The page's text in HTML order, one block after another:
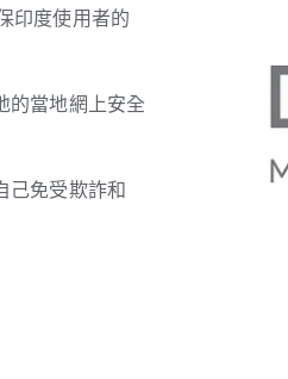
印度​使用​者​的​
的​當地​網​上​安全​
己​免​受​欺詐​和​